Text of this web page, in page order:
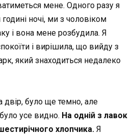
мене. Одного разу я
ночі, ми з чоловіком
і вона мене розбудила. Я
і вирішила, що вийду з
який знаходиться недалеко
було ще темно, але
було усе видно. На одній з лавок
хлопчика. Я